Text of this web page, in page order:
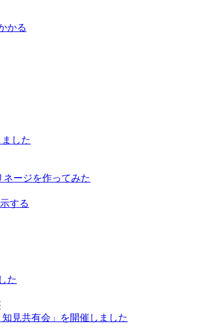
かる
した
ネージを作ってみた
する
た
見共有会」を開催しました